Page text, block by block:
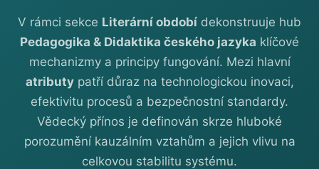
V rámci sekce Literární období dekonstruuje hub
Pedagogika & Didaktika českého jazyka klíčové
mechanizmy a principy fungování. Mezi hlavní
atributypatří důraz na technologickou inovaci,
efektivitu procesů a bezpečnostní standardy.
Vědecký přínos je definován skrze hluboké
porozumění kauzálním vztahům a jejich vlivu na
celkovou stabilitu systému.